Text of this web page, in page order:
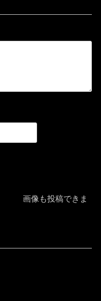
画像も投稿できま